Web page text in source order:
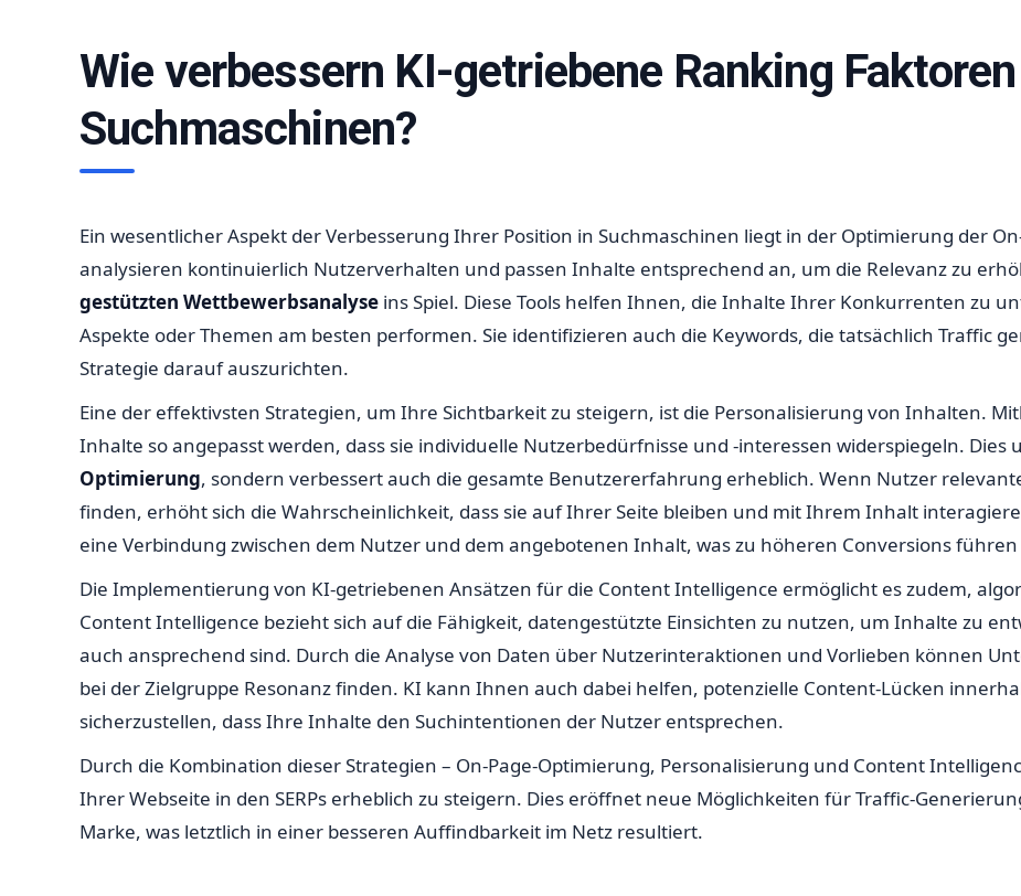
Wie verbessern KI-getriebene Ranking
Suchmaschinen?
Ein wesentlicher Aspekt der Verbesserung Ihrer Position in Suchmaschinen liegt in der Optimierung der
analysieren kontinuierlich Nutzerverhalten und passen Inhalte entsprechend an, um die Relevanz zu
gestützten Wettbewerbsanalyse ins Spiel. Diese Tools helfen Ihnen, die Inhalte Ihrer Konkurrenten zu
Aspekte oder Themen am besten performen. Sie identifizieren auch die Keywords, die tatsächlich Traffic
Strategie darauf auszurichten.
Eine der effektivsten Strategien, um Ihre Sichtbarkeit zu steigern, ist die Personalisierung von Inhalten.
Inhalte so angepasst werden, dass sie individuelle Nutzerbedürfnisse und -interessen widerspiegeln.
Optimierung, sondern verbessert auch die gesamte Benutzererfahrung erheblich. Wenn Nutzer
finden, erhöht sich die Wahrscheinlichkeit, dass sie auf Ihrer Seite bleiben und mit Ihrem Inhalt
eine Verbindung zwischen dem Nutzer und dem angebotenen Inhalt, was zu höheren Conversions
Die Implementierung von KI-getriebenen Ansätzen für die Content Intelligence ermöglicht es zudem,
Content Intelligence bezieht sich auf die Fähigkeit, datengestützte Einsichten zu nutzen, um Inhalte zu
auch ansprechend sind. Durch die Analyse von Daten über Nutzerinteraktionen und Vorlieben können
bei der Zielgruppe Resonanz finden. KI kann Ihnen auch dabei helfen, potenzielle Content-Lücken
sicherzustellen, dass Ihre Inhalte den Suchintentionen der Nutzer entsprechen.
Durch die Kombination dieser Strategien – On-Page-Optimierung, Personalisierung und Content
Ihrer Webseite in den SERPs erheblich zu steigern. Dies eröffnet neue Möglichkeiten für Traffic-
Marke, was letztlich in einer besseren Auffindbarkeit im Netz resultiert.